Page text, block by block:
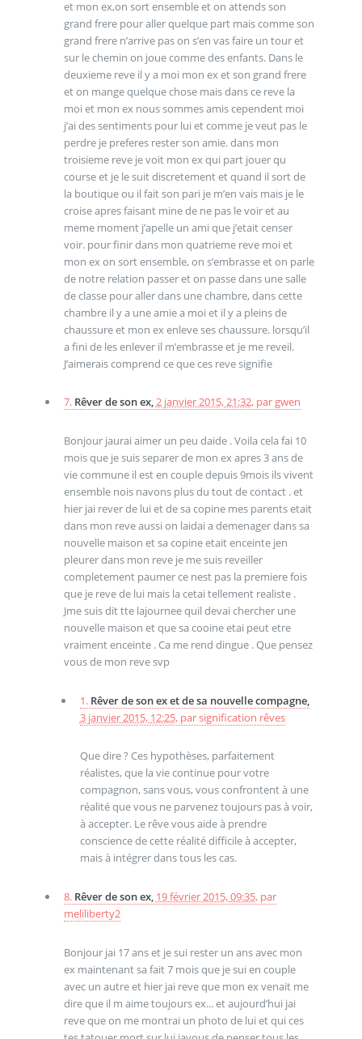
et mon ex,on sort ensemble et on attends son
grand frere pour aller quelque part mais comme son
grand frere n’arrive pas on s’en vas faire un tour et
sur le chemin on joue comme des enfants. Dans le
deuxieme reve il y a moi mon ex et son grand frere
et on mange quelque chose mais dans ce reve la
moi et mon ex nous sommes amis cependent moi
j’ai des sentiments pour lui et comme je veut pas le
perdre je preferes rester son amie. dans mon
troisieme reve je voit mon ex qui part jouer qu
course et je le suit discretement et quand il sort de
la boutique ou il fait son pari je m’en vais mais je le
croise apres faisant mine de ne pas le voir et au
meme moment j’apelle un ami que j’etait censer
voir. pour finir dans mon quatrieme reve moi et
mon ex on sort ensemble, on s’embrasse et on parle
de notre relation passer et on passe dans une salle
de classe pour aller dans une chambre, dans cette
chambre il y a une amie a moi et il y a pleins de
chaussure et mon ex enleve ses chaussure. lorsqu’il
a fini de les enlever il m’embrasse et je me reveil.
J’aimerais comprend ce que ces reve signifie
7. Rêver de son ex,2 janvier 2015, 21:32, par gwen
Bonjour jaurai aimer un peu daide . Voila cela fai 10
mois que je suis separer de mon ex apres 3 ans de
vie commune il est en couple depuis 9mois ils vivent
ensemble nois navons plus du tout de contact . et
hier jai rever de lui et de sa copine mes parents etait
dans mon reve aussi on laidai a demenager dans sa
nouvelle maison et sa copine etait enceinte jen
pleurer dans mon reve je me suis reveiller
completement paumer ce nest pas la premiere fois
que je reve de lui mais la cetai tellement realiste .
Jme suis dit tte lajournee quil devai chercher une
nouvelle maison et que sa cooine etai peut etre
vraiment enceinte . Ca me rend dingue . Que pensez
vous de mon reve svp
1. Rêver de son ex et de sa nouvelle compagne,
3 janvier 2015, 12:25, parsignification rêves
Que dire ? Ces hypothèses, parfaitement
réalistes, que la vie continue pour votre
compagnon, sans vous, vous confrontent à une
réalité que vous ne parvenez toujours pas à voir,
à accepter. Le rêve vous aide à prendre
conscience de cette réalité difficile à accepter,
mais à intégrer dans tous les cas.
8. Rêver de son ex, 19 février 2015, 09:35, par
meliliberty2
Bonjour jai 17 ans et je sui rester un ans avec mon
ex maintenant sa fait 7 mois que je sui en couple
avec un autre et hier jai reve que mon ex venait me
dire que il m aime toujours ex... et aujourd’hui jai
reve que on me montrai un photo de lui et qui ces